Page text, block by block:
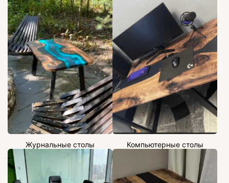
Журнальные столы Компьютерные столы